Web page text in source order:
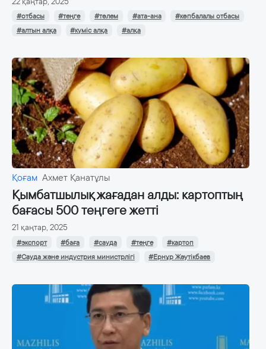
#отбасы #теңге #төлем #ата-ана
#көпбалалы отбасы
#алтын алқа
#күміс алқа #алқа
Қоғам Ахмет Қанатұлы
Қымбатшылық жағадан алды: картоптың
бағасы 500 теңгеге жетті
21 қаңтар, 2025
#экспорт #баға #сауда #теңге
#картоп
#Сауда және индустрия министрлігі
#Ернұр Жәутікбаев